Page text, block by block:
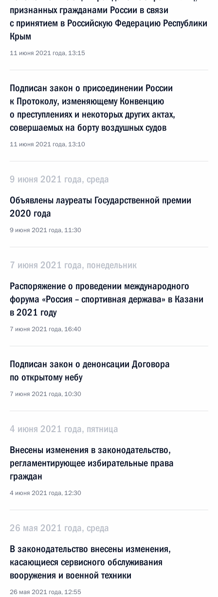
признанных гражданами России в связи
с принятием в Российскую Федерацию Республики
Крым
11 июня 2021 года, 13:15
Подписан закон о присоединении России
к Протоколу, изменяющему Конвенцию
о преступлениях и некоторых других актах,
совершаемых на борту воздушных судов
11 июня 2021 года, 13:10
9 июня 2021 года, среда
Объявлены лауреаты Государственной премии
2020 года
9 июня 2021 года, 11:30
7 июня 2021 года, понедельник
Распоряжение о проведении международного
форума «Россия – спортивная держава» в Казани
в 2021 году
7 июня 2021 года, 16:40
Подписан закон о денонсации Договора
по открытому небу
7 июня 2021 года, 10:30
4 июня 2021 года, пятница
Внесены изменения в законодательство,
регламентирующее избирательные права
граждан
4 июня 2021 года, 12:30
26 мая 2021 года, среда
В законодательство внесены изменения,
касающиеся сервисного обслуживания
вооружения и военной техники
26 мая 2021 года, 12:55